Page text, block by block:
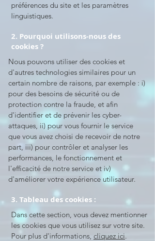
préférences du site et les paramètres
linguistiques.
2. Pourquoi utilisons-nous des
cookies ?
Nous pouvons utiliser des cookies et
d'autres technologies similaires pour un
certain nombre de raisons, par exemple : i)
pour des besoins de sécurité ou de
protection contre la fraude, et afin
d'identifier et de prévenir les cyber-
attaques, ii) pour vous fournir le service
que vous avez choisi de recevoir de notre
part, iii) pour contrôler et analyser les
performances, le fonctionnement et
l'efficacité de notre service et iv)
d'améliorer votre expérience utilisateur.
3. Tableau des cookies :
Dans cette section, vous devez mentionner
les cookies que vous utilisez sur votre site.
Pour plus d'informations, cliquez ici.